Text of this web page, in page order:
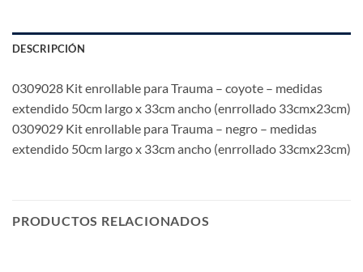
DESCRIPCIÓN
0309028 Kit enrollable para Trauma – coyote – medidas
extendido 50cm largo x 33cm ancho (enrrollado 33cmx23cm)
0309029 Kit enrollable para Trauma – negro – medidas
extendido 50cm largo x 33cm ancho (enrrollado 33cmx23cm)
PRODUCTOS RELACIONADOS